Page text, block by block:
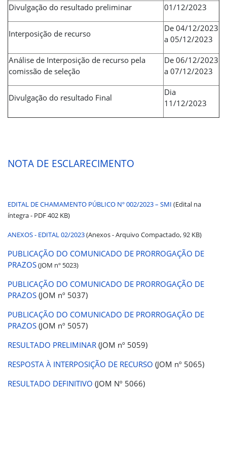
Divulgação do resultado preliminar 01/12/2023
Interposição de recurso
De 04/12/2023
a 05/12/2023
Análise de Interposição de recurso pela
comissão de seleção
De 06/12/2023
a 07/12/2023
Divulgação do resultado Final
Dia
11/12/2023
NOTA DE ESCLARECIMENTO
EDITAL DE CHAMAMENTO PÚBLICO Nº 002/2023 – SMI (Edital na
íntegra - PDF 402 KB)
ANEXOS - EDITAL 02/2023(Anexos - Arquivo Compactado, 92 KB)
PUBLICAÇÃO DO COMUNICADO DE PRORROGAÇÃO DE
PRAZOS(JOM nº 5023)
PUBLICAÇÃO DO COMUNICADO DE PRORROGAÇÃO DE
PRAZOS (JOM nº 5037)
PUBLICAÇÃO DO COMUNICADO DE PRORROGAÇÃO DE
PRAZOS (JOM nº 5057)
RESULTADO PRELIMINAR (JOM nº 5059)
RESPOSTA À INTERPOSIÇÃO DE RECURSO (JOM nº 5065)
RESULTADO DEFINITIVO (JOM Nº 5066)